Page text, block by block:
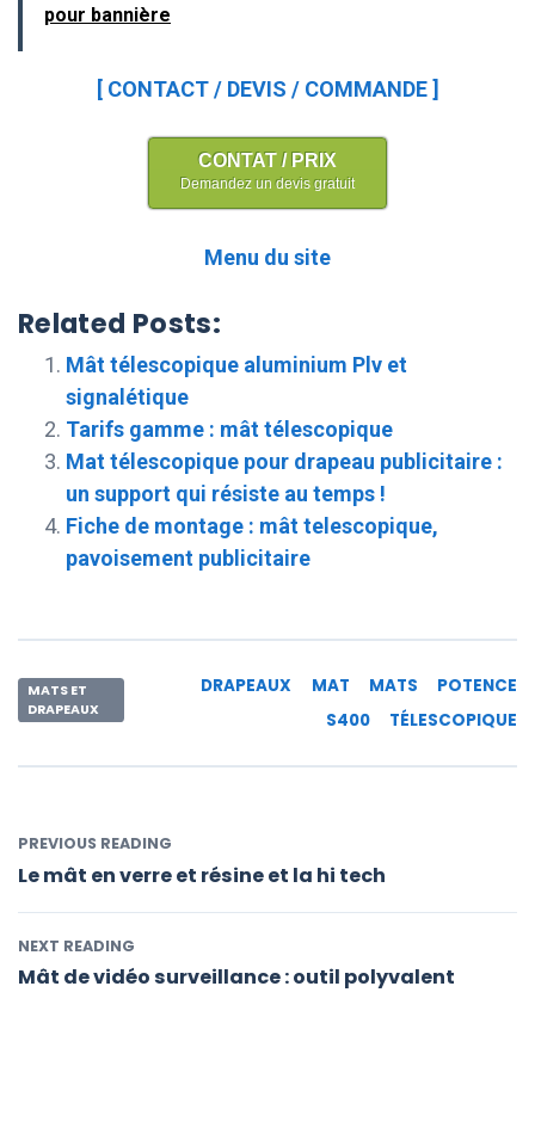
pour bannière
[ CONTACT / DEVIS / COMMANDE ]
CONTAT / PRIX
Demandez un devis gratuit
Menu du site
Related Posts:
Mât télescopique aluminium Plv et
signalétique
Tarifs gamme : mât télescopique
Mat télescopique pour drapeau publicitaire :
un support qui résiste au temps !
Fiche de montage : mât telescopique,
pavoisement publicitaire
MATS ET
DRAPEAUX
DRAPEAUX MAT MATS
POTENCE
S400
TÉLESCOPIQUE
PREVIOUS READING
Le mât en verre et résine et la hi tech
NEXT READING
Mât de vidéo surveillance : outil polyvalent